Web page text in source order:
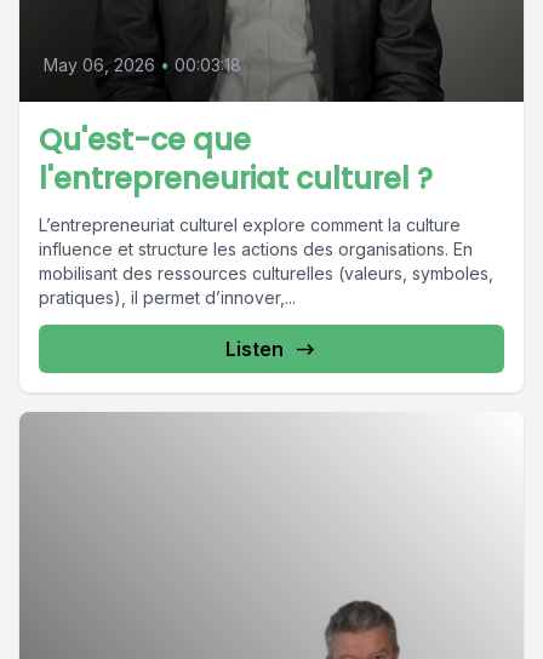
May 06, 2026 • 00:03:18
Qu'est-ce que
l'entrepreneuriat culturel ?
L’entrepreneuriat culturel explore comment la culture
influence et structure les actions des organisations. En
mobilisant des ressources culturelles (valeurs, symboles,
pratiques), il permet d’innover,...
Listen